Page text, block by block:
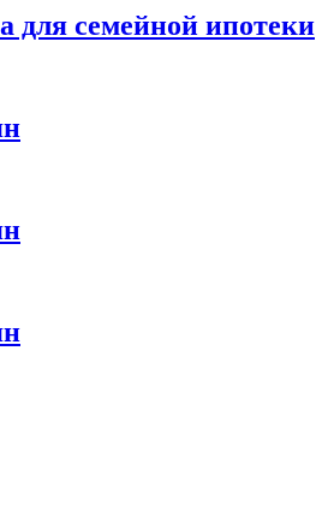
для семейной ипотеки